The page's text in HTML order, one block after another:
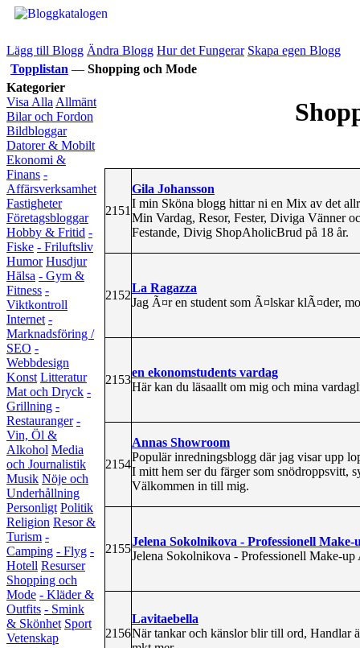
Lägg till Blogg Ändra Blogg Hur det Fungerar Skapa egen Blogg
Topplistan — Shopping och Mode
Kategorier
Visa Alla Allmänt
Bilar och Fordon
Bildbloggar
Datorer & Mobilt
Ekonomi &
Finans -
Affärsverksamhet
Fastigheter
Företagsbloggar
Hobby & Fritid -
Fiske - Friluftsliv
Humor Husdjur
Hälsa - Gym &
Fitness -
Viktkontroll
Internet -
Marknadsföring /
SEO -
Webbdesign
Konst Litteratur
Mat och Dryck -
Grillning -
Restauranger -
Vin, Öl &
Alkohol Media
och Journalistik
Musik Nöje och
Underhållning
Personligt Politik
Religion Resor &
Turism -
Camping - Flyg -
Hotell Resurser
Shopping och
Mode - Kläder &
Outfits - Smink
& Skönhet Sport
Vetenskap
2151
Gila Johansson
I min Sköna blogg hittar ni en Mix av det
Min Vardag, Resor, Fester, Diviga Vänner
Festande, Divig ShopAholicBrud på 18 år.
2152
La Ragazza
Jag Ã¤r en student som Ã¤lskar klÃ¤der,
2153
en ekonomstudents vardag
Här kan du läsaallt om mig och mina
2154
Annas Showroom
Populär inredningsblogg där jag visar upp
I mitt hem ser du färger som snödroppsvitt,
Välkommen in till mig.
2155
Jelena Sokolnikova - Professionell
Jelena Sokolnikova - Professionell Make-
2156
Lavitaebella
När tankar och känslor blir till ord, Handlar